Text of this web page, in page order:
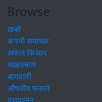
Browse
खबरें
कंपनी समाचार
सफल किसान
साक्षात्कार
बागवानी
औषधीय फसलें